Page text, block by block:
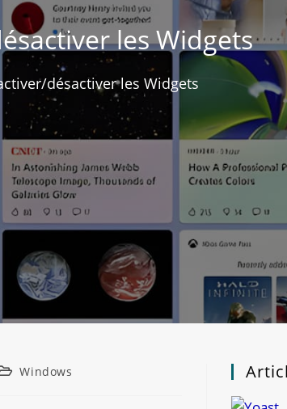
les Widgets
désactiver les Widgets
Windows